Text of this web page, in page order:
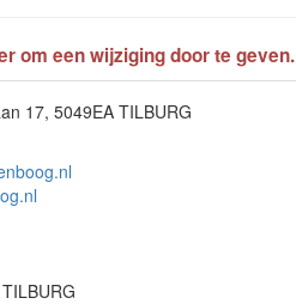
om een wijziging door te geven.
17, 5049EA TILBURG